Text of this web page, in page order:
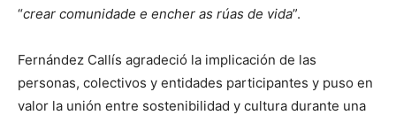
“crear comunidade e encher as rúas de vida”.
Fernández Callís agradeció la implicación de las
personas, colectivos y entidades participantes y puso en
valor la unión entre sostenibilidad y cultura durante una